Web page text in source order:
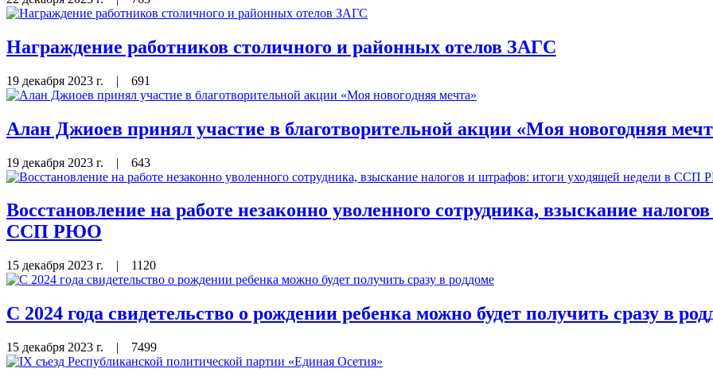
Награждение работников столичного и районных отелов ЗАГС
19 декабря 2023 г. | 691
Алан Джиоев принял участие в благотворительной акции «Моя новогодняя
19 декабря 2023 г. | 643
Восстановление на работе незаконно уволенного сотрудника, взыскание
ССП РЮО
15 декабря 2023 г. | 1120
С 2024 года свидетельство о рождении ребенка можно будет получить сразу в
15 декабря 2023 г. | 7499